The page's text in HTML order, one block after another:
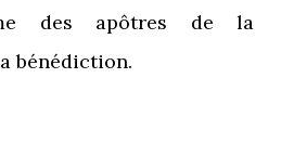
des apôtres de la
bénédiction.